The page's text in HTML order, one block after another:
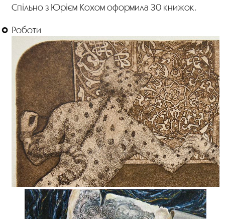
Спільно з Юрієм Кохом оформила 30 книжок.
Роботи